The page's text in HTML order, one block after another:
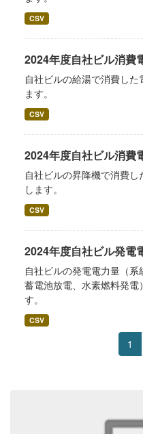
CSV
2024年度自社ビル消費
自社ビルの給湯で消費し
ます。
CSV
2024年度自社ビル消費
自社ビルの昇降機で消費
します。
CSV
2024年度自社ビル発電
自社ビルの発電電力量（系
蓄電池放電、水素燃料発電
す。
CSV
1